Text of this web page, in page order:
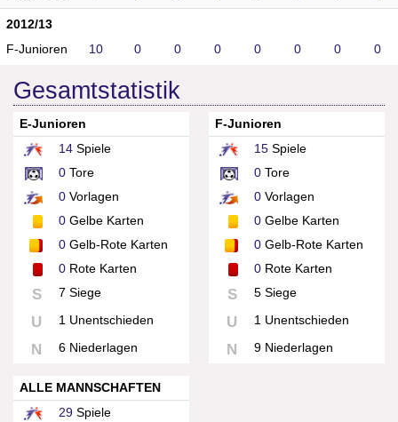
2012/13
F-Junioren
10 0 0 0 0 0 0 0
Gesamtstatistik
E-Junioren
14 Spiele
0 Tore
0 Vorlagen
0 Gelbe Karten
0 Gelb-Rote Karten
0 Rote Karten
S 7 Siege
U 1 Unentschieden
N 6 Niederlagen
F-Junioren
15Spiele
0Tore
0Vorlagen
0Gelbe Karten
0Gelb-Rote Karten
0Rote Karten
S 5 Siege
U 1 Unentschieden
N 9 Niederlagen
ALLE MANNSCHAFTEN
29 Spiele